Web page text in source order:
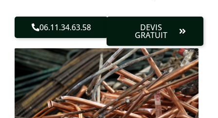
06.11.34.63.58 DEVIS
GRATUIT